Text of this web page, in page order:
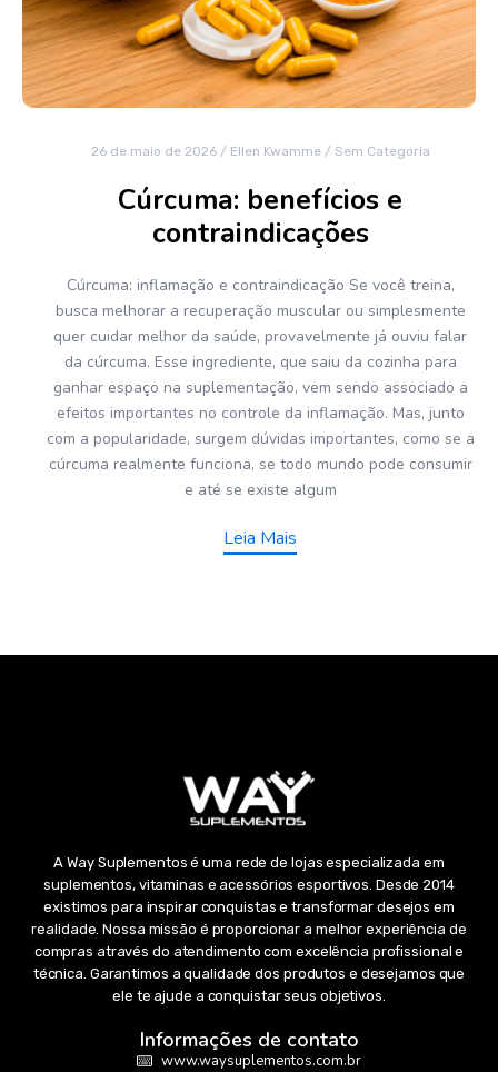
26 de maio de 2026 / Ellen Kwamme / Sem Categoria
Cúrcuma: benefícios e
contraindicações
Cúrcuma: inflamação e contraindicação Se você treina,
busca melhorar a recuperação muscular ou simplesmente
quer cuidar melhor da saúde, provavelmente já ouviu falar
da cúrcuma. Esse ingrediente, que saiu da cozinha para
ganhar espaço na suplementação, vem sendo associado a
efeitos importantes no controle da inflamação. Mas, junto
com a popularidade, surgem dúvidas importantes, como se a
cúrcuma realmente funciona, se todo mundo pode consumir
e até se existe algum
Leia Mais
A Way Suplementos é uma rede de lojas especializada em
suplementos, vitaminas e acessórios esportivos. Desde 2014
existimos para inspirar conquistas e transformar desejos em
realidade. Nossa missão é proporcionar a melhor experiência de
compras através do atendimento com excelência profissional e
técnica. Garantimos a qualidade dos produtos e desejamos que
ele te ajude a conquistar seus objetivos.
Informações de contato
www.waysuplementos.com.br